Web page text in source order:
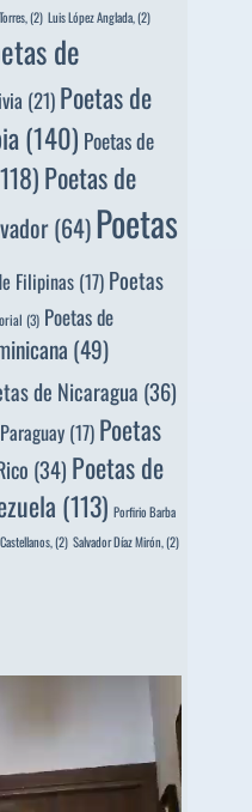
(2) Luis López Anglada, (2)
de
(21) Poetas de
(140) Poetas de
Poetas de
(64)Poetas
Filipinas (17) Poetas
(3) Poetas de
(49)
de Nicaragua (36)
(17) Poetas
(34) Poetas de
(113) Porfirio Barba
(2) Salvador Díaz Mirón, (2)